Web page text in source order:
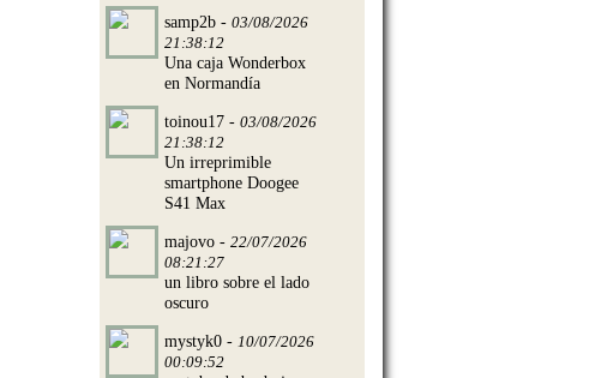
samp2b - 03/08/2026
21:38:12
Una caja Wonderbox
en Normandía
toinou17 - 03/08/2026
21:38:12
Un irreprimible
smartphone Doogee
S41 Max
majovo - 22/07/2026
08:21:27
un libro sobre el lado
oscuro
mystyk0 - 10/07/2026
00:09:52